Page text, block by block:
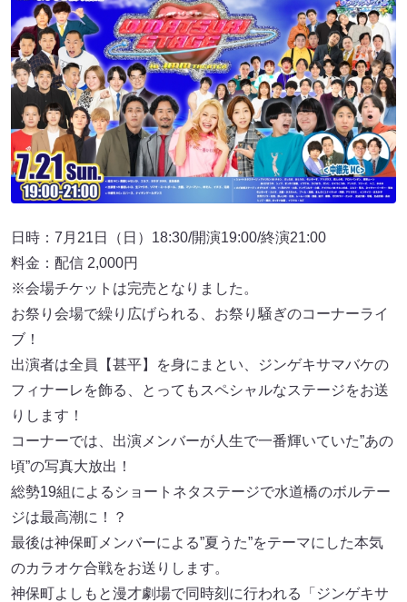
日時：7月21日（日）18:30/開演19:00/終演21:00
料金：配信 2,000円
※会場チケットは完売となりました。
お祭り会場で繰り広げられる、お祭り騒ぎのコーナーライ
ブ！
出演者は全員【甚平】を身にまとい、ジンゲキサマバケの
フィナーレを飾る、とってもスペシャルなステージをお送
りします！
コーナーでは、出演メンバーが人生で一番輝いていた”あの
頃”の写真大放出！
総勢19組によるショートネタステージで水道橋のボルテー
ジは最高潮に！？
最後は神保町メンバーによる”夏うた”をテーマにした本気
のカラオケ合戦をお送りします。
神保町よしもと漫才劇場で同時刻に行われる「ジンゲキサ